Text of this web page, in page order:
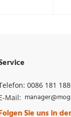
0086 181
Mail:
Sie uns in